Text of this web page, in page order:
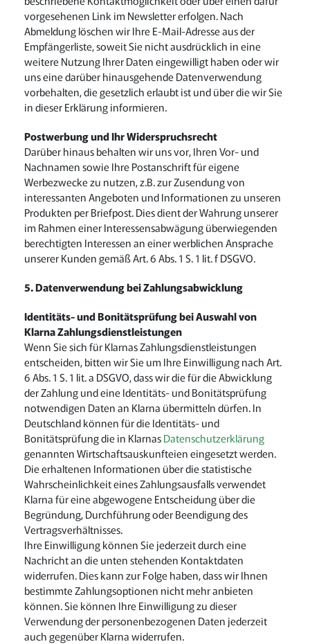
vorgesehenen Link im Newsletter erfolgen. Nach
Abmeldung löschen wir Ihre E-Mail-Adresse aus der
Empfängerliste, soweit Sie nicht ausdrücklich in eine
weitere Nutzung Ihrer Daten eingewilligt haben oder wir
uns eine darüber hinausgehende Datenverwendung
vorbehalten, die gesetzlich erlaubt ist und über die wir Sie
in dieser Erklärung informieren.
Postwerbung und Ihr Widerspruchsrecht
Darüber hinaus behalten wir uns vor, Ihren Vor- und
Nachnamen sowie Ihre Postanschrift für eigene
Werbezwecke zu nutzen, z.B. zur Zusendung von
interessanten Angeboten und Informationen zu unseren
Produkten per Briefpost. Dies dient der Wahrung unserer
im Rahmen einer Interessensabwägung überwiegenden
berechtigten Interessen an einer werblichen Ansprache
unserer Kunden gemäß Art. 6 Abs. 1 S. 1 lit. f DSGVO.
5. Datenverwendung bei Zahlungsabwicklung
Identitäts- und Bonitätsprüfung bei Auswahl von
Klarna Zahlungsdienstleistungen
Wenn Sie sich für Klarnas Zahlungsdienstleistungen
entscheiden, bitten wir Sie um Ihre Einwilligung nach Art.
6 Abs. 1 S. 1 lit. a DSGVO, dass wir die für die Abwicklung
der Zahlung und eine Identitäts- und Bonitätsprüfung
notwendigen Daten an Klarna übermitteln dürfen. In
Deutschland können für die Identitäts- und
Bonitätsprüfung die in KlarnasDatenschutzerklärung
genannten Wirtschaftsauskunfteien eingesetzt werden.
Die erhaltenen Informationen über die statistische
Wahrscheinlichkeit eines Zahlungsausfalls verwendet
Klarna für eine abgewogene Entscheidung über die
Begründung, Durchführung oder Beendigung des
Vertragsverhältnisses.
Ihre Einwilligung können Sie jederzeit durch eine
Nachricht an die unten stehenden Kontaktdaten
widerrufen. Dies kann zur Folge haben, dass wir Ihnen
bestimmte Zahlungsoptionen nicht mehr anbieten
können. Sie können Ihre Einwilligung zu dieser
Verwendung der personenbezogenen Daten jederzeit
auch gegenüber Klarna widerrufen.